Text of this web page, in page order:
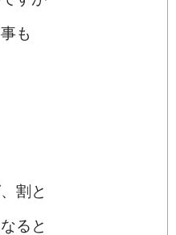
も
割と
ると